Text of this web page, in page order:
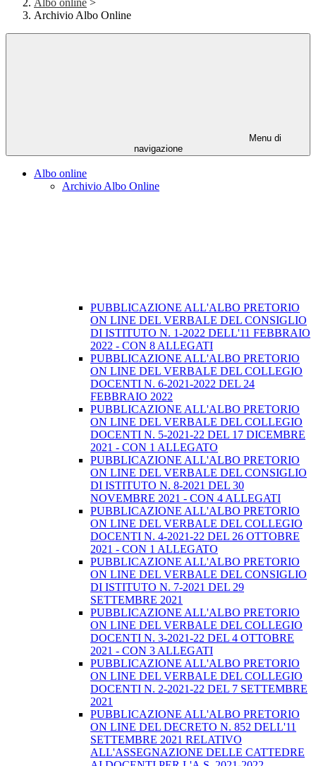
Albo online >
Archivio Albo Online
Menu di
navigazione
Albo online
Archivio Albo Online
PUBBLICAZIONE ALL'ALBO PRETORIO
ON LINE DEL VERBALE DEL CONSIGLIO
DI ISTITUTO N. 1-2022 DELL'11 FEBBRAIO
2022 - CON 8 ALLEGATI
PUBBLICAZIONE ALL'ALBO PRETORIO
ON LINE DEL VERBALE DEL COLLEGIO
DOCENTI N. 6-2021-2022 DEL 24
FEBBRAIO 2022
PUBBLICAZIONE ALL'ALBO PRETORIO
ON LINE DEL VERBALE DEL COLLEGIO
DOCENTI N. 5-2021-22 DEL 17 DICEMBRE
2021 - CON 1 ALLEGATO
PUBBLICAZIONE ALL'ALBO PRETORIO
ON LINE DEL VERBALE DEL CONSIGLIO
DI ISTITUTO N. 8-2021 DEL 30
NOVEMBRE 2021 - CON 4 ALLEGATI
PUBBLICAZIONE ALL'ALBO PRETORIO
ON LINE DEL VERBALE DEL COLLEGIO
DOCENTI N. 4-2021-22 DEL 26 OTTOBRE
2021 - CON 1 ALLEGATO
PUBBLICAZIONE ALL'ALBO PRETORIO
ON LINE DEL VERBALE DEL CONSIGLIO
DI ISTITUTO N. 7-2021 DEL 29
SETTEMBRE 2021
PUBBLICAZIONE ALL'ALBO PRETORIO
ON LINE DEL VERBALE DEL COLLEGIO
DOCENTI N. 3-2021-22 DEL 4 OTTOBRE
2021 - CON 3 ALLEGATI
PUBBLICAZIONE ALL'ALBO PRETORIO
ON LINE DEL VERBALE DEL COLLEGIO
DOCENTI N. 2-2021-22 DEL 7 SETTEMBRE
2021
PUBBLICAZIONE ALL'ALBO PRETORIO
ON LINE DEL DECRETO N. 852 DELL'11
SETTEMBRE 2021 RELATIVO
ALL'ASSEGNAZIONE DELLE CATTEDRE